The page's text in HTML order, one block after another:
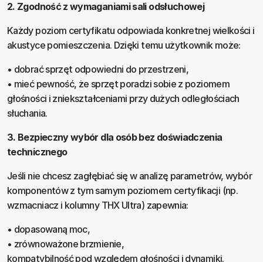
2. Zgodność z wymaganiami sali odsłuchowej
Każdy poziom certyfikatu odpowiada konkretnej wielkości i
akustyce pomieszczenia. Dzięki temu użytkownik może:
• dobrać sprzęt odpowiedni do przestrzeni,
• mieć pewność, że sprzęt poradzi sobie z poziomem
głośności i zniekształceniami przy dużych odległościach
słuchania.
3. Bezpieczny wybór dla osób bez doświadczenia
technicznego
Jeśli nie chcesz zagłębiać się w analizę parametrów, wybór
komponentów z tym samym poziomem certyfikacji (np.
wzmacniacz i kolumny THX Ultra) zapewnia:
• dopasowaną moc,
• zrównoważone brzmienie,
kompatybilność pod względem głośności i dynamiki.